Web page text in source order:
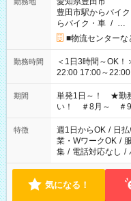
豊田市駅からバイ
らバイク・車 / …
■物流センター
勤務時間
＜1日3時間～OK！＞ ▼ 例えば… ▼ 15:00～18:00
22:00 17:00～22:00 など こちら以外の時間もお気
ださい！
期間
単発1日～！ ★勤
い！ ＃8月～ ＃9
特徴 週1日からOK / 日
業・WワークOK /
集 / 電話対応なし /
気になる！